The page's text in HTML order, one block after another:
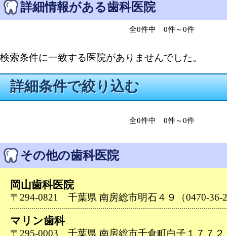
詳細情報がある歯科医院
全0件中 0件～0件
検索条件に一致する医院がありませんでした。
詳細条件で絞り込む
全0件中 0件～0件
その他の歯科医院
岡山歯科医院
〒294-0821 千葉県 南房総市明石４９（0470-36-
マリン歯科
〒295-0003 千葉県 南房総市千倉町白子１７７２